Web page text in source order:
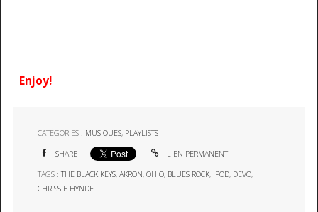
Enjoy!
CATÉGORIES : MUSIQUES, PLAYLISTS
SHARE LIEN PERMANENT
TAGS :THE BLACK KEYS,AKRON,OHIO, BLUES ROCK, IPOD, DEVO,
CHRISSIE HYNDE